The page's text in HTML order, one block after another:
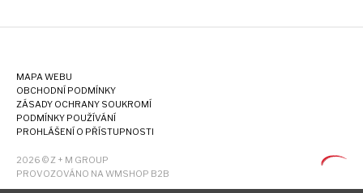
MAPA WEBU
OBCHODNÍ PODMÍNKY
ZÁSADY OCHRANY SOUKROMÍ
PODMÍNKY POUŽÍVÁNÍ
PROHLÁŠENÍ O PŘÍSTUPNOSTI
2026 © Z + M GROUP
PROVOZOVÁNO NA WMSHOP B2B